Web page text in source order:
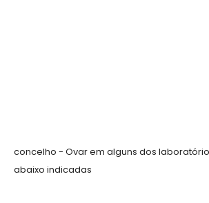
concelho - Ovar em alguns dos
abaixo indicadas